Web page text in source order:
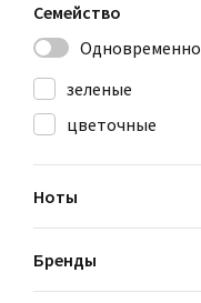
Семейство
Одновременно
зеленые
цветочные
Ноты
Бренды